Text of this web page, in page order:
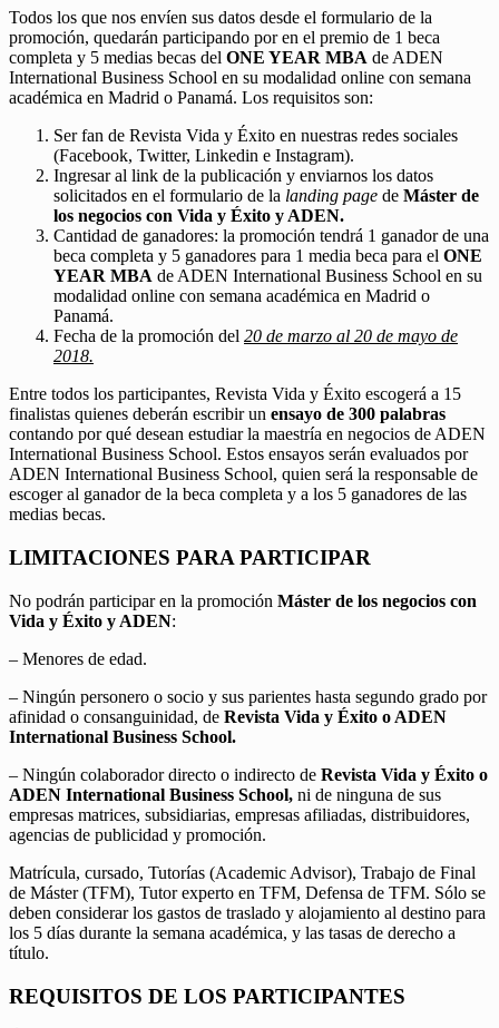
Todos los que nos envíen sus datos desde el formulario de la
promoción, quedarán participando por en el premio de 1 beca
completa y 5 medias becas del ONE YEAR MBA de ADEN
International Business School en su modalidad online con semana
académica en Madrid o Panamá. Los requisitos son:
Ser fan de Revista Vida y Éxito en nuestras redes sociales
(Facebook, Twitter, Linkedin e Instagram).
Ingresar al link de la publicación y enviarnos los datos
solicitados en el formulario de la landing page de Máster de
los negocios con Vida y Éxito y ADEN.
Cantidad de ganadores: la promoción tendrá 1 ganador de una
beca completa y 5 ganadores para 1 media beca para el ONE
YEAR MBA de ADEN International Business School en su
modalidad online con semana académica en Madrid o
Panamá.
Fecha de la promoción del 20 de marzo al 20 de mayo de
2018.
Entre todos los participantes, Revista Vida y Éxito escogerá a 15
finalistas quienes deberán escribir un ensayo de 300 palabras
contando por qué desean estudiar la maestría en negocios de ADEN
International Business School. Estos ensayos serán evaluados por
ADEN International Business School, quien será la responsable de
escoger al ganador de la beca completa y a los 5 ganadores de las
medias becas.
LIMITACIONES PARA PARTICIPAR
No podrán participar en la promoción Máster de los negocios con
Vida y Éxito y ADEN:
– Menores de edad.
– Ningún personero o socio y sus parientes hasta segundo grado por
afinidad o consanguinidad, de Revista Vida y Éxito o ADEN
International Business School.
– Ningún colaborador directo o indirecto de Revista Vida y Éxito o
ADEN International Business School, ni de ninguna de sus
empresas matrices, subsidiarias, empresas afiliadas, distribuidores,
agencias de publicidad y promoción.
Matrícula, cursado, Tutorías (Academic Advisor), Trabajo de Final
de Máster (TFM), Tutor experto en TFM, Defensa de TFM. Sólo se
deben considerar los gastos de traslado y alojamiento al destino para
los 5 días durante la semana académica, y las tasas de derecho a
título.
REQUISITOS DE LOS PARTICIPANTES